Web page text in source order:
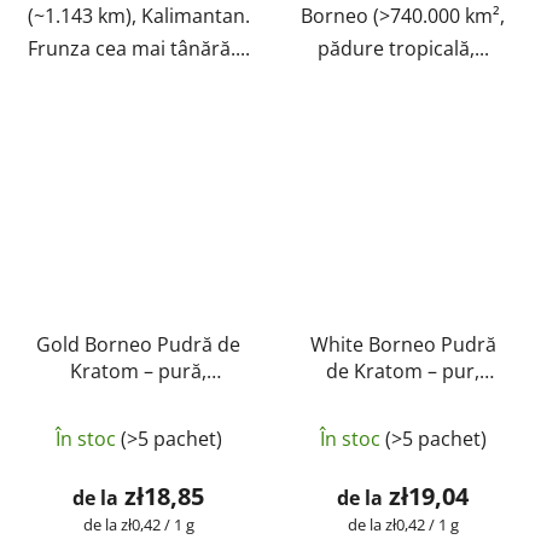
(~1.143 km), Kalimantan.
Frunza cea mai tânără....
Borneo (>740.000 km²,
pădure tropicală,...
Gold Borneo Pudră de
Kratom – pură,
laborator | GreenGuru
În stoc (>5 pachet)
de la zł18,85
Evaluare
de la zł0,42 / 1 g
White Borneo Pudră
de Kratom – pur,
laborator | GreenGuru
medie
a
produsului
În stoc (>5 pachet)
de la zł19,04
Evaluare
de la zł0,42 / 1 g